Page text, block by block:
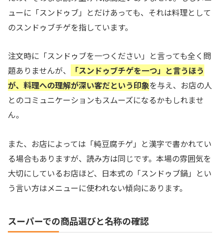
ューに「スンドゥブ」とだけあっても、それは料理として
のスンドゥブチゲを指しています。
注文時に「スンドゥブを一つください」と言っても全く問
題ありませんが、
「スンドゥブチゲを一つ」と言うほう
が、料理への理解が深い客だという印象を与え、お店の人
とのコミュニケーションもスムーズになるかもしれませ
ん。
また、お店によっては「純豆腐チゲ」と漢字で書かれてい
る場合もありますが、読み方は同じです。本場の雰囲気を
大切にしているお店ほど、日本式の「スンドゥブ鍋」とい
う言い方はメニューに使われない傾向にあります。
スーパーでの商品選びと名称の確認